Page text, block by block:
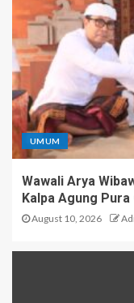
UMUM
Wawali Arya
Kalpa Agung
August 10, 2026